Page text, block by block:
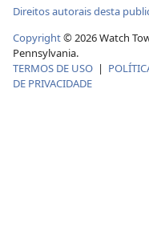
Direitos autorais desta
Copyright© 2026Watch
Pennsylvania.
TERMOS DE USO |
DE PRIVACIDADE